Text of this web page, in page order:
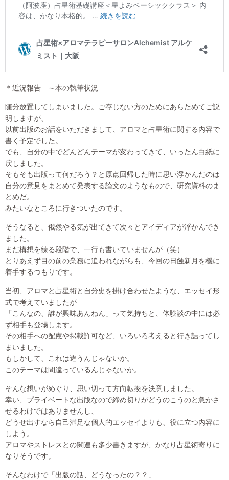
＊近況報告 ～本の執筆状況
随分放置してしまいました。ご存じない方のためにあらためてご説
明しますが、
以前出版のお話をいただきまして、アロマと占星術に関する内容で
書く予定でした。
でも、自分の中でどんどんテーマが変わってきて、いったん白紙に
戻しました。
そもそも出版って何だろう？と原点回帰した時に思い浮かんだのは
自分の意見をまとめて発表する論文のようなもので、研究資料のま
とめだ。
みたいなところに行きついたのです。
そうなると、俄然やる気が出てきて次々とアイディアが浮かんでき
ました。
まだ構想を練る段階で、一行も書いていませんが（笑）
とりあえず目の前の業務に追われながらも、今回の日蝕新月を機に
着手するつもりです。
当初、アロマと占星術と自分史を掛け合わせたような、エッセイ形
式で考えていましたが
「こんなの、誰が興味あんねん」って気持ちと、体験談の中には必
ず相手も登場します。
その相手への配慮や掲載許可など、いろいろ考えると行き詰ってし
まいました。
もしかして、これは違うんじゃないか。
このテーマは間違っているんじゃないか。
そんな想いがめぐり、思い切って方向転換を決意しました。
幸い、プライベートな出版なので締め切りがどうのこうのと急かさ
せるわけではありませんし、
どうせ出すなら自己満足な個人的エッセイよりも、役に立つ内容に
しよう。
アロマやストレスとの関連も多少書きますが、かなり占星術寄りに
なりそうです。
そんなわけで「出版の話、どうなったの？？」